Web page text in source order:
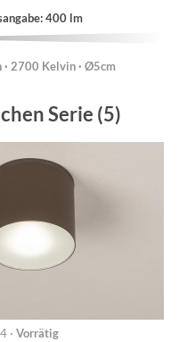
400 lm
· 2700 Kelvin · Ø5cm
Serie (5)
· Vorrätig